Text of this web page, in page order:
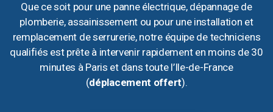
Que ce soit pour une panne électrique, dépannage de
plomberie, assainissement ou pour une installation et
remplacement de serrurerie, notre équipe de techniciens
qualifiés est prête à intervenir rapidement en moins de 30
minutes à Paris et dans toute l’Ile-de-France
(déplacement offert).